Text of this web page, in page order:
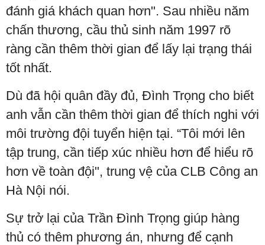
đánh giá khách quan hơn". Sau nhiều năm
chấn thương, cầu thủ sinh năm 1997 rõ
ràng cần thêm thời gian để lấy lại trạng thái
tốt nhất.
Dù đã hội quân đầy đủ, Đình Trọng cho biết
anh vẫn cần thêm thời gian để thích nghi với
môi trường đội tuyển hiện tại. “Tôi mới lên
tập trung, cần tiếp xúc nhiều hơn để hiểu rõ
hơn về toàn đội", trung vệ của CLB Công an
Hà Nội nói.
Sự trở lại của Trần Đình Trọng giúp hàng
thủ có thêm phương án, nhưng để cạnh